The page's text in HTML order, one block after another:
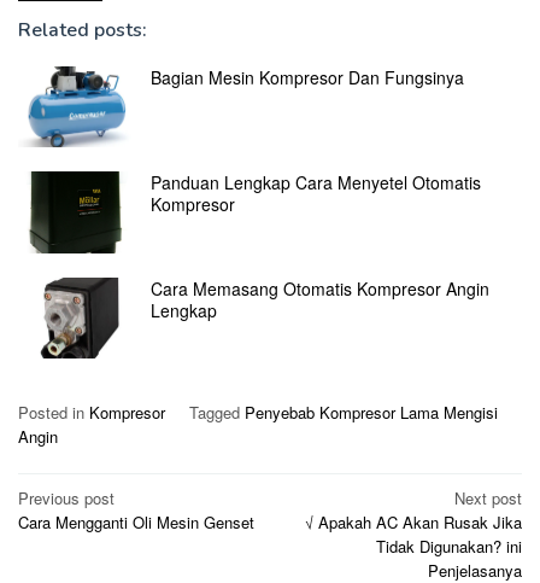
Related posts:
Bagian Mesin Kompresor Dan Fungsinya
Panduan Lengkap Cara Menyetel Otomatis
Kompresor
Cara Memasang Otomatis Kompresor Angin
Lengkap
Posted in Kompresor Tagged Penyebab Kompresor Lama Mengisi
Angin
Post
navigation
Previous post
Cara Mengganti Oli Mesin Genset
Next post
√ Apakah AC Akan Rusak Jika
Tidak Digunakan? ini
Penjelasanya